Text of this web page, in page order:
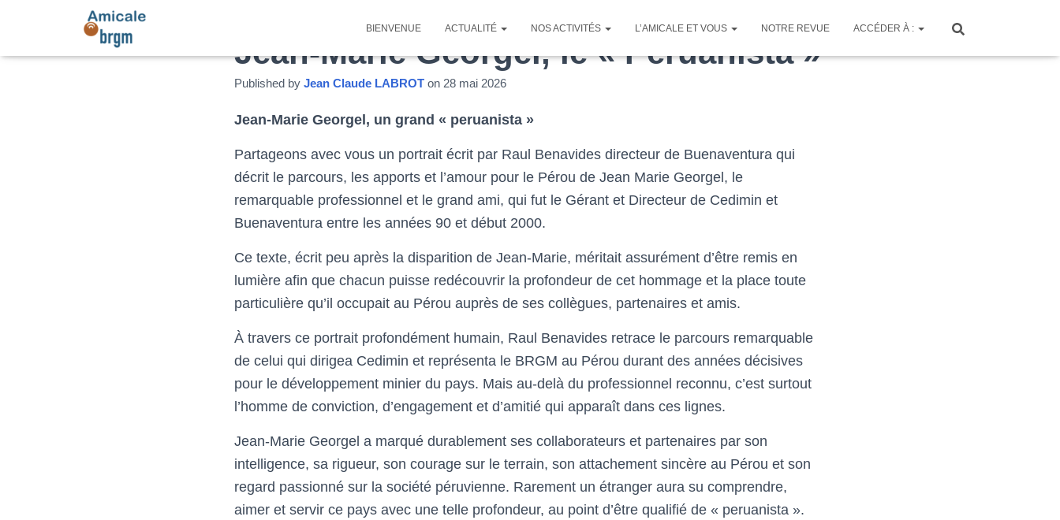
BIENVENUE ACTUALITÉ NOS ACTIVITÉS L’AMICALE ET VOUS NOTRE REVUE ACCÉDER À :
Jean-Marie Georgel, le « Peruanista »
Published by Jean Claude LABROT on 28 mai 2026
Jean-Marie Georgel, un grand « peruanista »
Partageons avec vous un portrait écrit par Raul Benavides directeur de Buenaventura qui
décrit le parcours, les apports et l’amour pour le Pérou de Jean Marie Georgel, le
remarquable professionnel et le grand ami, qui fut le Gérant et Directeur de Cedimin et
Buenaventura entre les années 90 et début 2000.
Ce texte, écrit peu après la disparition de Jean-Marie, méritait assurément d’être remis en
lumière afin que chacun puisse redécouvrir la profondeur de cet hommage et la place toute
particulière qu’il occupait au Pérou auprès de ses collègues, partenaires et amis.
À travers ce portrait profondément humain, Raul Benavides retrace le parcours remarquable
de celui qui dirigea Cedimin et représenta le BRGM au Pérou durant des années décisives
pour le développement minier du pays. Mais au-delà du professionnel reconnu, c’est surtout
l’homme de conviction, d’engagement et d’amitié qui apparaît dans ces lignes.
Jean-Marie Georgel a marqué durablement ses collaborateurs et partenaires par son
intelligence, sa rigueur, son courage sur le terrain, son attachement sincère au Pérou et son
regard passionné sur la société péruvienne. Rarement un étranger aura su comprendre,
aimer et servir ce pays avec une telle profondeur, au point d’être qualifié de « peruanista ».